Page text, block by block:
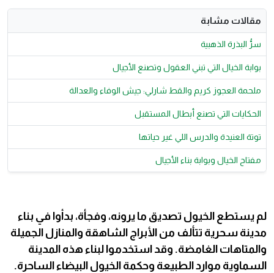
مقالات مشابة
سرُّ البذرة الذهبية
بوابة الخيال التي تبني العقول وتصنع الأجيال
ملحمة العجوز كريم والقط شارلي: جيش الوفاء والعدالة
الحكايات التي تصنع أبطال المستقبل
توتة العنيدة والدرس اللي غير حياتها
مفتاح الخيال وبوابة بناء الأجيال
لم يستطع الخيول تصديق ما يرونه، وفجأة، بدأوا في بناء
مدينة سحرية تتألف من الأبراج الشاهقة والمنازل الجميلة
والمتاهات الغامضة. وقد استخدموا لبناء هذه المدينة
السماوية موارد الطبيعة وحكمة الخيول البيضاء الساحرة.